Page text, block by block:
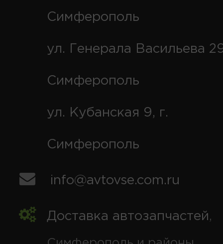
Симферополь
ул. Генерала Васильева
Симферополь
ул. Кубанская 9, г.
Симферополь
info@avtovse.com.ru
Доставка автозапчастей,